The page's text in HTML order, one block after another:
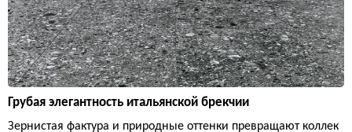
Грубая элегантность итальянской брекчии
Зернистая фактура и природные оттенки превращают коллек